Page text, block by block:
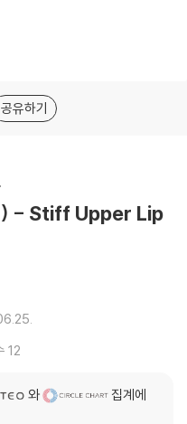
공유하기
) - Stiff Upper Lip
12
와
집계에